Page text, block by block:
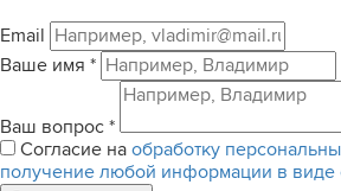
Email
Ваше имя *
Ваш вопрос *
Согласие на обработку
получение любой информации в